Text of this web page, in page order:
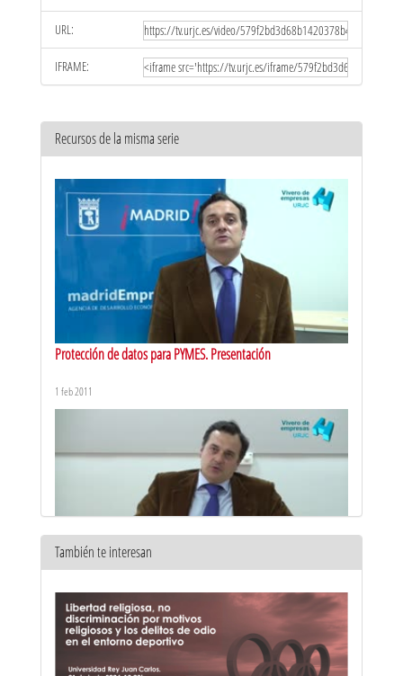
URL:
IFRAME:
Recursos de la misma serie
Protección de datos para PYMES. Presentación
1 feb 2011
de datos
1 feb 2011
También te interesan